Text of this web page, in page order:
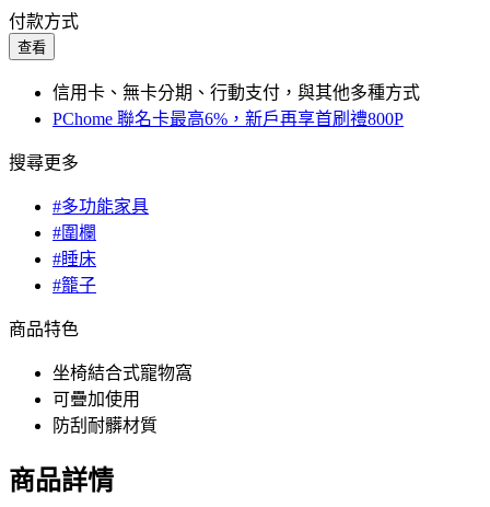
付款方式
查看
信用卡、無卡分期、行動支付，與其他多種方式
PChome 聯名卡最高6%，新戶再享首刷禮800P
搜尋更多
#多功能家具
#圍欄
#睡床
#籠子
商品特色
坐椅結合式寵物窩
可疊加使用
防刮耐髒材質
商品詳情